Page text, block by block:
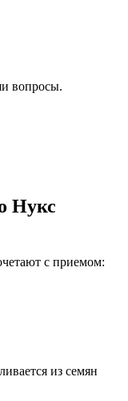
вопросы.
Нукс
с приемом:
из семян